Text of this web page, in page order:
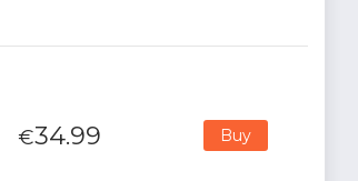
€34.99 Buy